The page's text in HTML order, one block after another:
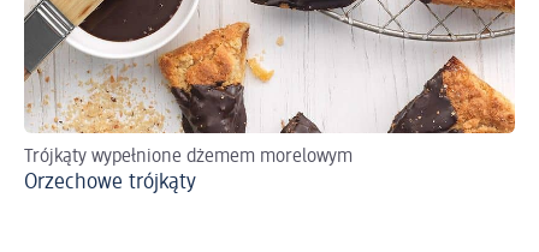
Trójkąty wypełnione dżemem morelowym
Orzechowe trójkąty